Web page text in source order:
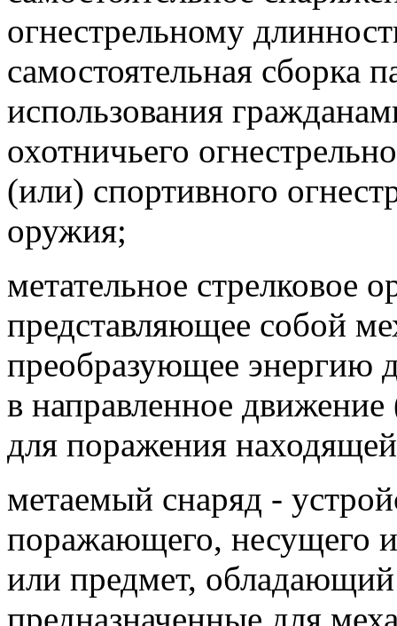
огнестрельному
самостоятельная сборка
использования
охотничьего
(или) спортивного
оружия;
метательное стрелковое
представляющее собой
преобразующее энергию
в направленное
для поражения
метаемый снаряд -
поражающего, несущего
или предмет,